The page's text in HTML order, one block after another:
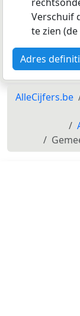
Verschuif
te zien
Adres
AlleCijfers.be